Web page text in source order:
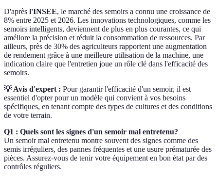
D'après l'INSEE, le marché des semoirs a connu une croissance de
8% entre 2025 et 2026. Les innovations technologiques, comme les
semoirs intelligents, deviennent de plus en plus courantes, ce qui
améliore la précision et réduit la consommation de ressources. Par
ailleurs, près de 30% des agriculteurs rapportent une augmentation
de rendement grâce à une meilleure utilisation de la machine, une
indication claire que l'entretien joue un rôle clé dans l'efficacité des
semoirs.
💡 Avis d'expert : Pour garantir l'efficacité d'un semoir, il est
essentiel d'opter pour un modèle qui convient à vos besoins
spécifiques, en tenant compte des types de cultures et des conditions
de votre terrain.
Q1 : Quels sont les signes d'un semoir mal entretenu?
Un semoir mal entretenu montre souvent des signes comme des
semis irréguliers, des pannes fréquentes et une usure prématurée des
pièces. Assurez-vous de tenir votre équipement en bon état par des
contrôles réguliers.